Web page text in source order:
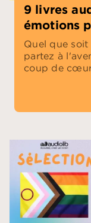
9 livres
émotions
Quel que
partez à
coup de